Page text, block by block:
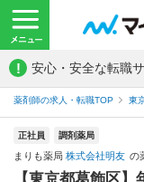
! 安心・安全な転職
薬剤師の求人・転職TOP 東
正社員 調剤薬局
まりも薬局 株式会社明友 の